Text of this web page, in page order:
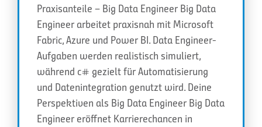
Praxisanteile – Big Data Engineer Big Data
Engineer arbeitet praxisnah mit Microsoft
Fabric, Azure und Power BI. Data Engineer-
Aufgaben werden realistisch simuliert,
während c# gezielt für Automatisierung
und Datenintegration genutzt wird. Deine
Perspektiven als Big Data Engineer Big Data
Engineer eröffnet Karrierechancen in